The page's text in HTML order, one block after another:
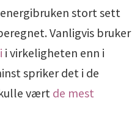
stort sett
Vanligvis bruker
i virkeligheten enn i
spriker det i de
værtde mest